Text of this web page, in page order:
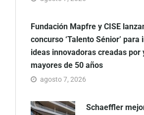
Fundación Mapfre y CISE
concurso ‘Talento Sénior’ para
ideas innovadoras creadas por
mayores de 50 años
agosto 7, 2026
Schaeffler